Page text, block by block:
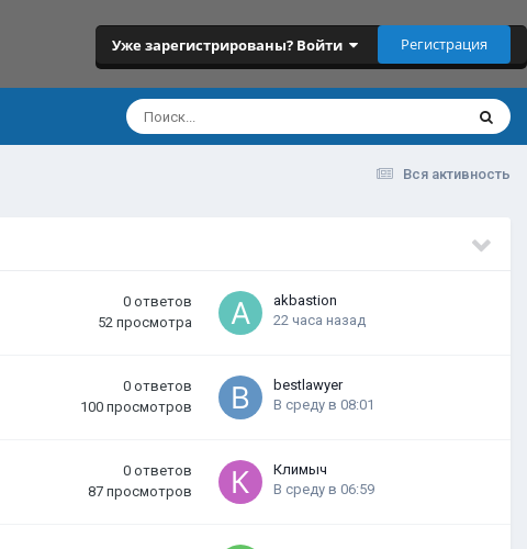
Уже зарегистрированы? Войти Регистрация
Вся активность
0 ответов
52 просмотра
akbastion
22 часа назад
0 ответов
100 просмотров
bestlawyer
В среду в 08:01
0 ответов
87 просмотров
Климыч
В среду в 06:59